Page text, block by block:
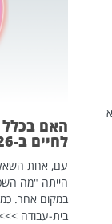
האם בכלל
לחיים ב-2026?
עם, אחת
הייתה "מה
במקום אחר.
בית-עבודה